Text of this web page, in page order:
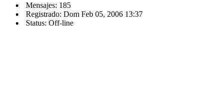
Mensajes: 185
Registrado: Dom Feb 05, 2006 13:37
Status: Off-line